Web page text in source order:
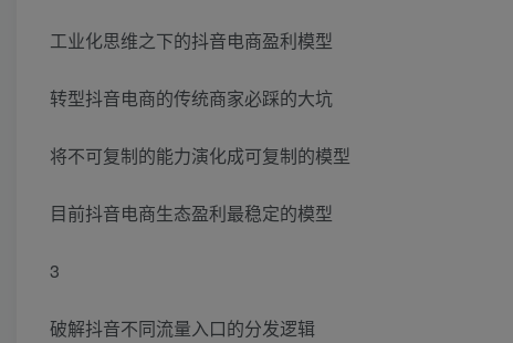
工业化思维之下的抖音电商盈利模型
转型抖音电商的传统商家必踩的大坑
将不可复制的能力演化成可复制的模型
目前抖音电商生态盈利最稳定的模型
3
破解抖音不同流量入口的分发逻辑